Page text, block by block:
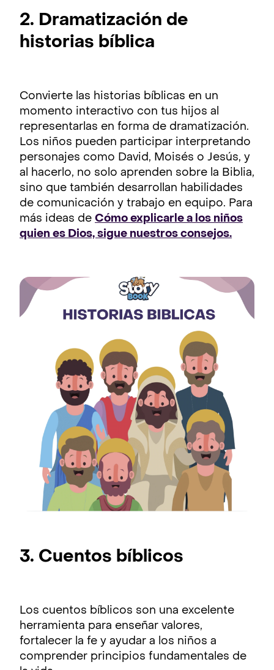
2. Dramatización de
historias bíblica
Convierte las historias bíblicas en un
momento interactivo con tus hijos al
representarlas en forma de dramatización.
Los niños pueden participar interpretando
personajes como David, Moisés o Jesús, y
al hacerlo, no solo aprenden sobre la Biblia,
sino que también desarrollan habilidades
de comunicación y trabajo en equipo. Para
más ideas de Cómo explicarle a los niños
quien es Dios, sigue nuestros consejos.
3. Cuentos bíblicos
Los cuentos bíblicos son una excelente
herramienta para enseñar valores,
fortalecer la fe y ayudar a los niños a
comprender principios fundamentales de